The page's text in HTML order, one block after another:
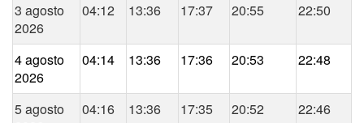
3 agosto
2026
04:12 13:36 17:37 20:55 22:50
4 agosto
2026
04:14 13:36 17:36 20:53 22:48
5 agosto
04:16 13:36 17:35 20:52 22:46